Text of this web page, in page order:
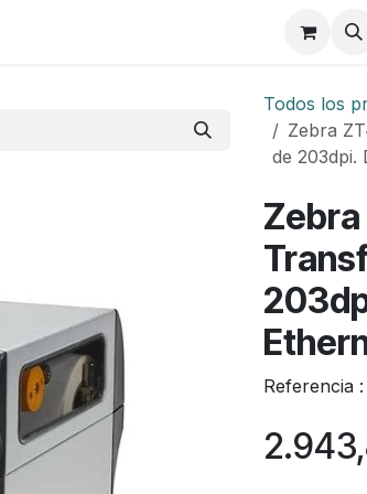
Todos los
Zebra
de 203dpi.
Zebra
Referencia :